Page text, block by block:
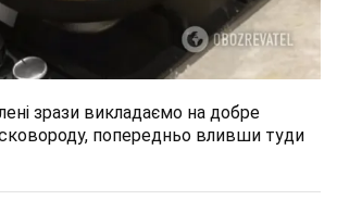
зрази викладаємо на добре
сковороду, попередньо вливши туди